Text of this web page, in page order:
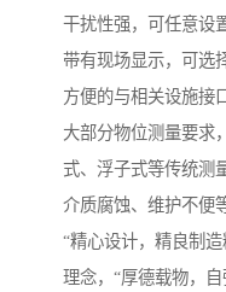
干扰性强，可任意设
带有现场显示，可选
方便的与相关设施接
大部分物位测量要求
式、浮子式等传统测
介质腐蚀、维护不便
“精心设计，精良制
理念，“厚德载物，